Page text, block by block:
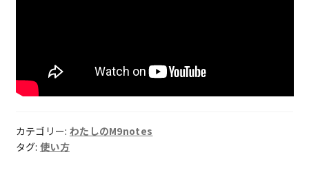
カテゴリー: わたしのM9notes
タグ: 使い方